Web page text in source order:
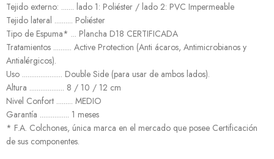
Tejido externo: ....... lado 1: Poliéster / lado 2: PVC Impermeable
Tejido lateral .......... Poliéster
Tipo de Espuma* ... Plancha D18 CERTIFICADA
Tratamientos .......... Active Protection (Anti ácaros, Antimicrobianos y
Antialérgicos).
Uso ...................... Double Side (para usar de ambos lados).
Altura ................... 8 / 10 / 12 cm
Nivel Confort ......... MEDIO
Garantía ................ 1 meses
* F.A. Colchones, única marca en el mercado que posee Certificación
de sus componentes.